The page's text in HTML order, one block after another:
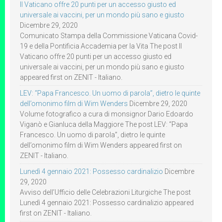
Il Vaticano offre 20 punti per un accesso giusto ed
universale ai vaccini, per un mondo più sano e giusto
Dicembre 29, 2020
Comunicato Stampa della Commissione Vaticana Covid-
19 e della Pontificia Accademia per la Vita The post Il
Vaticano offre 20 punti per un accesso giusto ed
universale ai vaccini, per un mondo più sano e giusto
appeared first on ZENIT - Italiano.
LEV: “Papa Francesco. Un uomo di parola”, dietro le quinte
dell’omonimo film di Wim Wenders Dicembre 29, 2020
Volume fotografico a cura di monsignor Dario Edoardo
Viganò e Gianluca della Maggiore The post LEV: “Papa
Francesco. Un uomo di parola”, dietro le quinte
dell’omonimo film di Wim Wenders appeared first on
ZENIT - Italiano.
Lunedì 4 gennaio 2021: Possesso cardinalizio Dicembre
29, 2020
Avviso dell’Ufficio delle Celebrazioni Liturgiche The post
Lunedì 4 gennaio 2021: Possesso cardinalizio appeared
first on ZENIT - Italiano.